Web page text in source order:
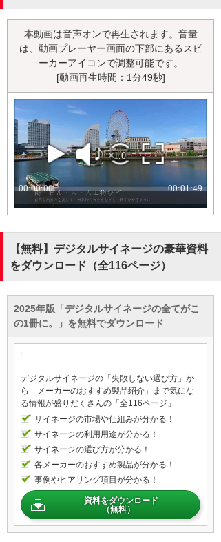
本動画は音声オンで再生されます。音量
は、動画プレーヤー画面の下部にあるスピ
ーカーアイコンで調整可能です。
[動画再生時間：1分49秒]
【無料】デジタルサイネージの豪華資料
をダウンロード（全116ページ）
2025年版「デジタルサイネージの全てがこ
の1冊に。」を無料でダウンロード
デジタルサイネージの「失敗しない選び方」か
ら「メーカーのおすすめ製品紹介」まで気にな
る情報が盛りだくさんの「全116ページ」
サイネージの市場や仕組みが分かる！
サイネージの利用用途が分かる！
サイネージの選び方が分かる！
各メーカーのおすすめ製品が分かる！
事例やヒアリング項目が分かる！
資料をダウンロード
（無料）